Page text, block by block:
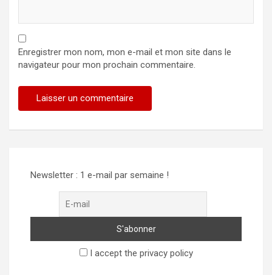
Enregistrer mon nom, mon e-mail et mon site dans le
navigateur pour mon prochain commentaire.
Newsletter : 1 e-mail par semaine !
I accept the privacy policy